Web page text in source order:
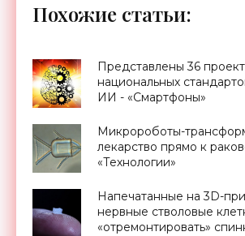
Похожие статьи:
Представлены 36
национальных
ИИ - «Смартфоны»
Микророботы-
лекарство прямо к
«Технологии»
Напечатанные на 3D-
нервные стволовые
«отремонтировать»